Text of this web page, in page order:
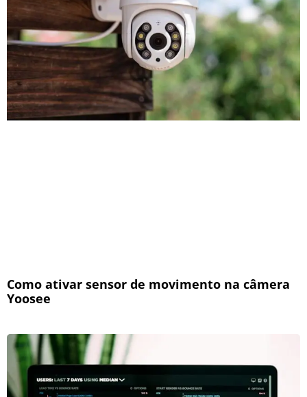
Como ativar sensor de movimento na câmera
Yoosee